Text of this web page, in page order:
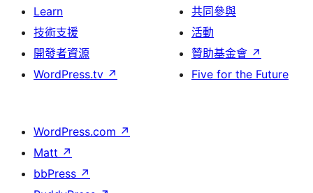
Learn
技術支援
開發者資源
WordPress.tv ↗
共同參與
活動
贊助基金會 ↗
Five for the Future
WordPress.com ↗
Matt ↗
bbPress ↗